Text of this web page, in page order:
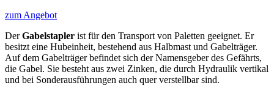
zum Angebot
DerGabelstapler ist für den Transport von Paletten geeignet. Er
besitzt eine Hubeinheit, bestehend aus Halbmast und Gabelträger.
Auf dem Gabelträger befindet sich der Namensgeber des Gefährts,
die Gabel. Sie besteht aus zwei Zinken, die durch Hydraulik vertikal
und bei Sonderausführungen auch quer verstellbar sind.